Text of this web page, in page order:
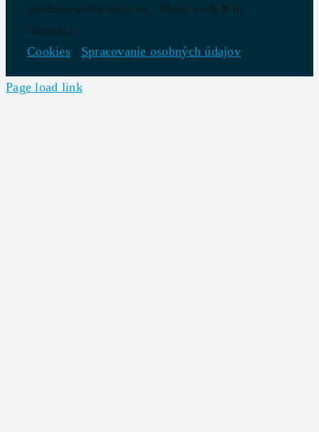
modernewebstranky.sk | Made with ♥ in
Slovakia
Cookies | Spracovanie osobných údajov
Page load link